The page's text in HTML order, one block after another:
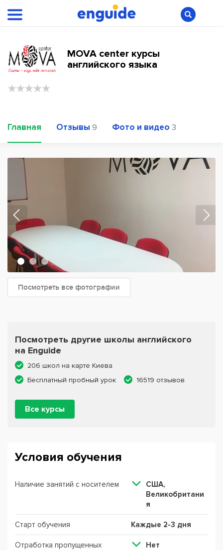
MOVA center курсы
английского языка
Главная Отзывы 9 Фото и видео 3
Посмотреть все фотографии
Посмотреть другие школы английского
на Enguide
206 школ на карте Киева
Бесплатный пробный урок
16519 отзывов
Все курсы
Условия обучения
Наличие занятий с носителем
США,
Великобритани
я
Старт обучения Каждые 2-3 дня
Отработка пропущенных
Нет